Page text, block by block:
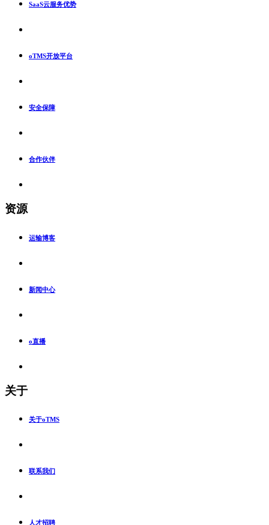
SaaS云服务优势
oTMS开放平台
安全保障
合作伙伴
资源
运输博客
新闻中心
o直播
关于
关于oTMS
联系我们
人才招聘